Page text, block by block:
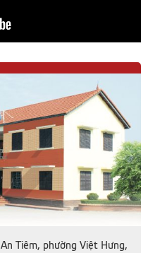
Tiêm, phường Việt Hưng,